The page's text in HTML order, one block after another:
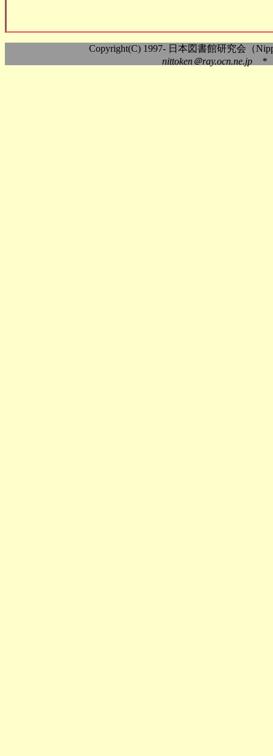
Copyright(C) 1997- 日本図書館研究会（
nittoken＠ray.ocn.ne.jp *